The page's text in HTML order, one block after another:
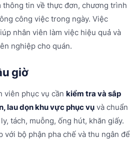
thông tin về thực đơn, chương trình
công việc trong ngày. Việc
nhân viên làm việc hiệu quả và
nghiệp cho quán.
giờ
viên phục vụ cần kiểm tra và sắp
lau dọn khu vực phục vụ và chuẩn
tách, muỗng, ống hút, khăn giấy.
với bộ phận pha chế và thu ngân để